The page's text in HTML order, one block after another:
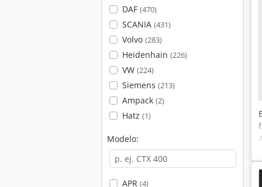
DAF (470)
SCANIA (431)
Volvo (283)
Heidenhain (226)
VW (224)
Siemens (213)
Ampack (2)
Hatz (1)
Modelo:
APR (4)